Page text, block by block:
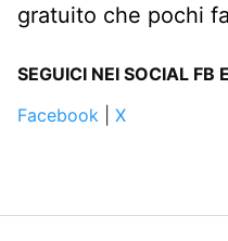
gratuito che pochi
SEGUICI NEI SOCIAL FB
Facebook
X